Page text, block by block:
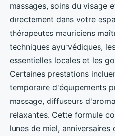
massages, soins du visage
directement dans votre
thérapeutes mauriciens
techniques ayurvédiques,
essentielles locales et les
Certaines prestations
temporaire d'équipements
massage, diffuseurs
relaxantes. Cette formule
lunes de miel, anniversaires